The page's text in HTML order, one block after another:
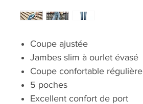
Coupe ajustée
Jambes slim à ourlet évasé
Coupe confortable régulière
5 poches
Excellent confort de port